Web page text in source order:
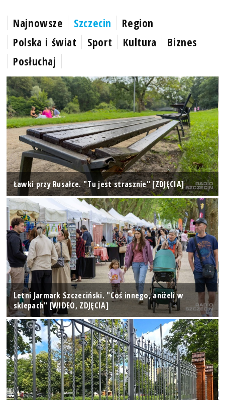
Najnowsze Szczecin
Region
Polska i świat
Sport Kultura
Biznes
Posłuchaj
Ławki przy Rusałce. "Tu jest strasznie" [ZDJĘCIA]
Letni Jarmark Szczeciński. "Coś innego, aniżeli w
sklepach" [WIDEO, ZDJĘCIA]